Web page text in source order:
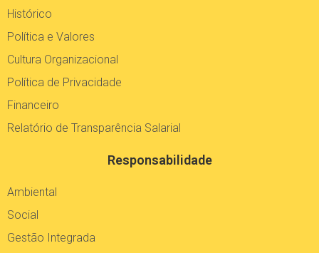
Histórico
Política e Valores
Cultura Organizacional
Política de Privacidade
Financeiro
Relatório de Transparência Salarial
Responsabilidade
Ambiental
Social
Gestão Integrada